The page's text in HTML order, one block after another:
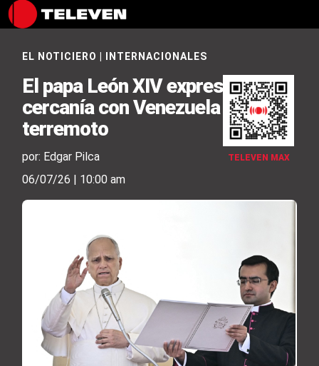
TELEVEN MAX
EL NOTICIERO INTERNACIONALES
El papa León XIV expresó su
cercanía con Venezuela tras el
terremoto
por: Edgar Pilca
06/07/26 | 10:00 am